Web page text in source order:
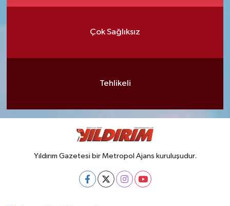
Çok Sağlıksız
Tehlikeli
Yıldırım Gazetesi bir Metropol Ajans kuruluşudur.